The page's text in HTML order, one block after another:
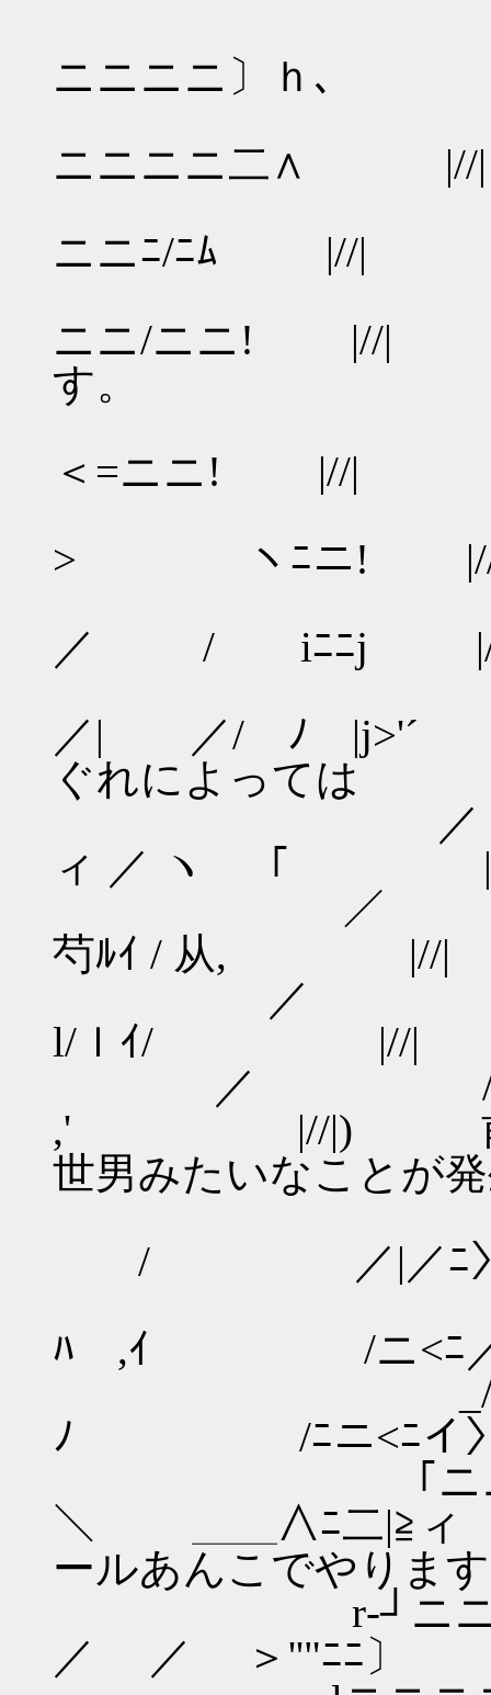
ニニニニ〕ｈ､
ニニニニ二∧ |//|
ニニﾆ/ﾆﾑ |//|
ニニ/ニニ! |//| こ
す。
＜=ニニ! |//|
> ヽﾆニ!
／ / iﾆﾆj
／| ／/ ﾉ |j>'´
ぐれによっては
／ l／
ィ ／ ヽ ｢
／
芍ﾙｲ / 从, |//|
／ /ﾆニ
l/ｌｲ/ |//|
／ /ニﾆ
,' |//|) 前世男→
世男みたいなことが
/ ／|／ﾆ
ﾊ ,ｲ /ニ<ﾆ／
_/ﾆニニﾆ
ﾉ /ﾆニ<ﾆイ
｢ニニニニ
＼ ＿＿∧ﾆ二|≧ィ
ールあんこでやりま
r‐┘ニニニニニ
／ ／ ＞''"ﾆﾆ〕